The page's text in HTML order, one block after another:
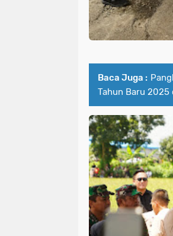
Baca Juga :
Tahun Baru 2025